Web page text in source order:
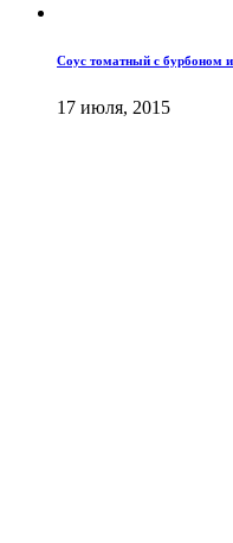
Соус томатный с бурбоном
17 июля, 2015